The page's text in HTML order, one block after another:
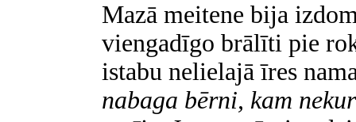
Mazā meitene bija
viengadīgo brālīti pie
istabu nelielajā īres
nabaga bērni, kam